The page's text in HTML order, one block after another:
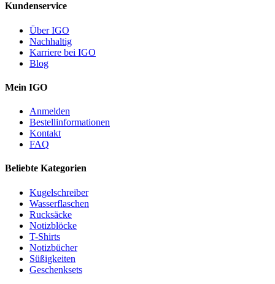
Kundenservice
Über IGO
Nachhaltig
Karriere bei IGO
Blog
Mein IGO
Anmelden
Bestellinformationen
Kontakt
FAQ
Beliebte Kategorien
Kugelschreiber
Wasserflaschen
Rucksäcke
Notizblöcke
T-Shirts
Notizbücher
Süßigkeiten
Geschenksets